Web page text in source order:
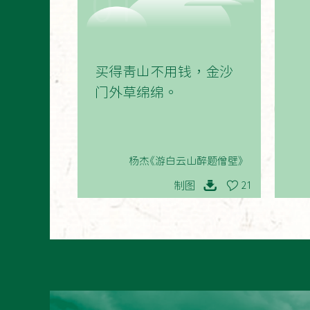
买得青山不用钱，金沙
门外草绵绵。
杨杰《游白云山醉题僧壁》
制图 21